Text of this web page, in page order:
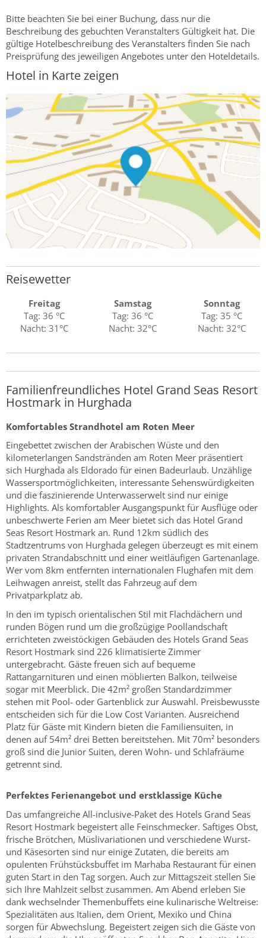
Bitte beachten Sie bei einer Buchung, dass nur die
Beschreibung des gebuchten Veranstalters Gültigkeit hat. Die
gültige Hotelbeschreibung des Veranstalters finden Sie nach
Preisprüfung des jeweiligen Angebotes unter den Hoteldetails.
Hotel in Karte zeigen
Reisewetter
Freitag
Tag: 36 °C
Nacht: 31°C
Samstag
Tag: 36 °C
Nacht: 32°C
Sonntag
Tag: 35 °C
Nacht: 32°C
Familienfreundliches Hotel Grand Seas Resort
Hostmark in Hurghada
Komfortables Strandhotel am Roten Meer
Eingebettet zwischen der Arabischen Wüste und den
kilometerlangen Sandstränden am Roten Meer präsentiert
sich Hurghada als Eldorado für einen Badeurlaub. Unzählige
Wassersportmöglichkeiten, interessante Sehenswürdigkeiten
und die faszinierende Unterwasserwelt sind nur einige
Highlights. Als komfortabler Ausgangspunkt für Ausflüge oder
unbeschwerte Ferien am Meer bietet sich das Hotel Grand
Seas Resort Hostmark an. Rund 12km südlich des
Stadtzentrums von Hurghada gelegen überzeugt es mit einem
privaten Strandabschnitt und einer weitläufigen Gartenanlage.
Wer vom 8km entfernten internationalen Flughafen mit dem
Leihwagen anreist, stellt das Fahrzeug auf dem
Privatparkplatz ab.
In den im typisch orientalischen Stil mit Flachdächern und
runden Bögen rund um die großzügige Poollandschaft
errichteten zweistöckigen Gebäuden des Hotels Grand Seas
Resort Hostmark sind 226 klimatisierte Zimmer
untergebracht. Gäste freuen sich auf bequeme
Rattangarnituren und einen möblierten Balkon, teilweise
sogar mit Meerblick. Die 42m² großen Standardzimmer
stehen mit Pool- oder Gartenblick zur Auswahl. Preisbewusste
entscheiden sich für die Low Cost Varianten. Ausreichend
Platz für Gäste mit Kindern bieten die Familiensuiten, in
denen auf 54m² drei Betten bereitstehen. Mit 70m² besonders
groß sind die Junior Suiten, deren Wohn- und Schlafräume
getrennt sind.
Perfektes Ferienangebot und erstklassige Küche
Das umfangreiche All-inclusive-Paket des Hotels Grand Seas
Resort Hostmark begeistert alle Feinschmecker. Saftiges Obst,
frische Brötchen, Müslivariationen und verschiedene Wurst-
und Käsesorten sind nur einige Zutaten, die bereits am
opulenten Frühstücksbuffet im Marhaba Restaurant für einen
guten Start in den Tag sorgen. Auch zur Mittagszeit stellen Sie
sich Ihre Mahlzeit selbst zusammen. Am Abend erleben Sie
dank wechselnder Themenbuffets eine kulinarische Weltreise:
Spezialitäten aus Italien, dem Orient, Mexiko und China
sorgen für Abwechslung. Begeistert zeigen sich die Gäste von